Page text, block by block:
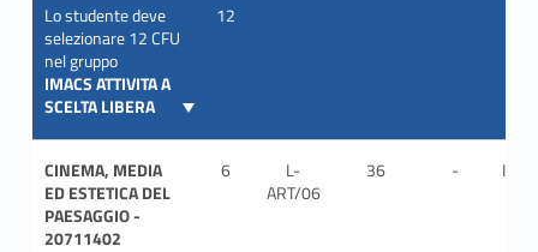
Lo studente deve
selezionare 12 CFU
nel gruppo
IMACS ATTIVITA A
SCELTA LIBERA
12
CINEMA, MEDIA
ED ESTETICA DEL
PAESAGGIO -
20711402
6
L-
ART/06
36 - ITA